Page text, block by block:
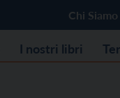
Chi Siamo
I nostri libri